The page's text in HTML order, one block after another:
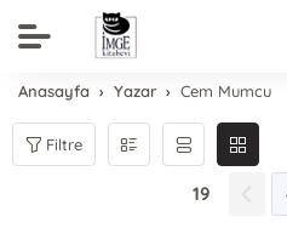
Anasayfa Yazar Cem Mumcu
Filtre
19